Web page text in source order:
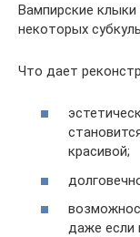
Вампирские
некоторых
Что дает
красивой;
даже если